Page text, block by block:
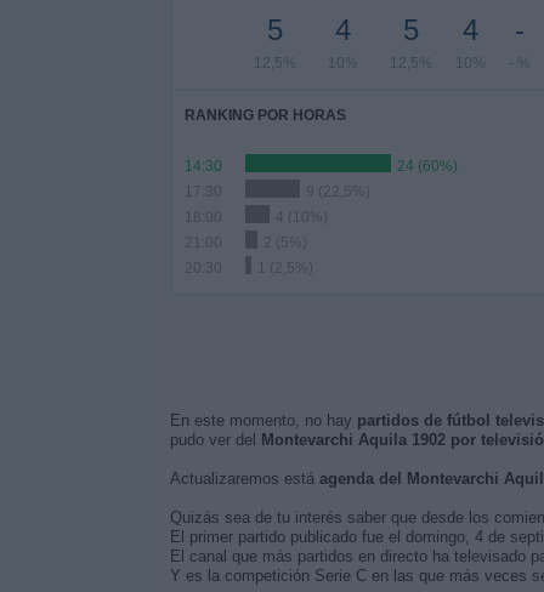
5
12,5%
4
10%
5
12,5%
4
10%
-
- %
RANKING POR HORAS
14:30
24 (60%)
17:30
9 (22,5%)
18:00
4 (10%)
21:00
2 (5%)
20:30
1 (2,5%)
En este momento, no hay partidos de fútbol
pudo ver del Montevarchi Aquila 1902 por
Actualizaremos está agenda del Montevarchi
Quizás sea de tu interés saber que desde los
El primer partido publicado fue el domingo, 4 de
El canal que más partidos en directo ha televisado
Y es la competición Serie C en las que más veces